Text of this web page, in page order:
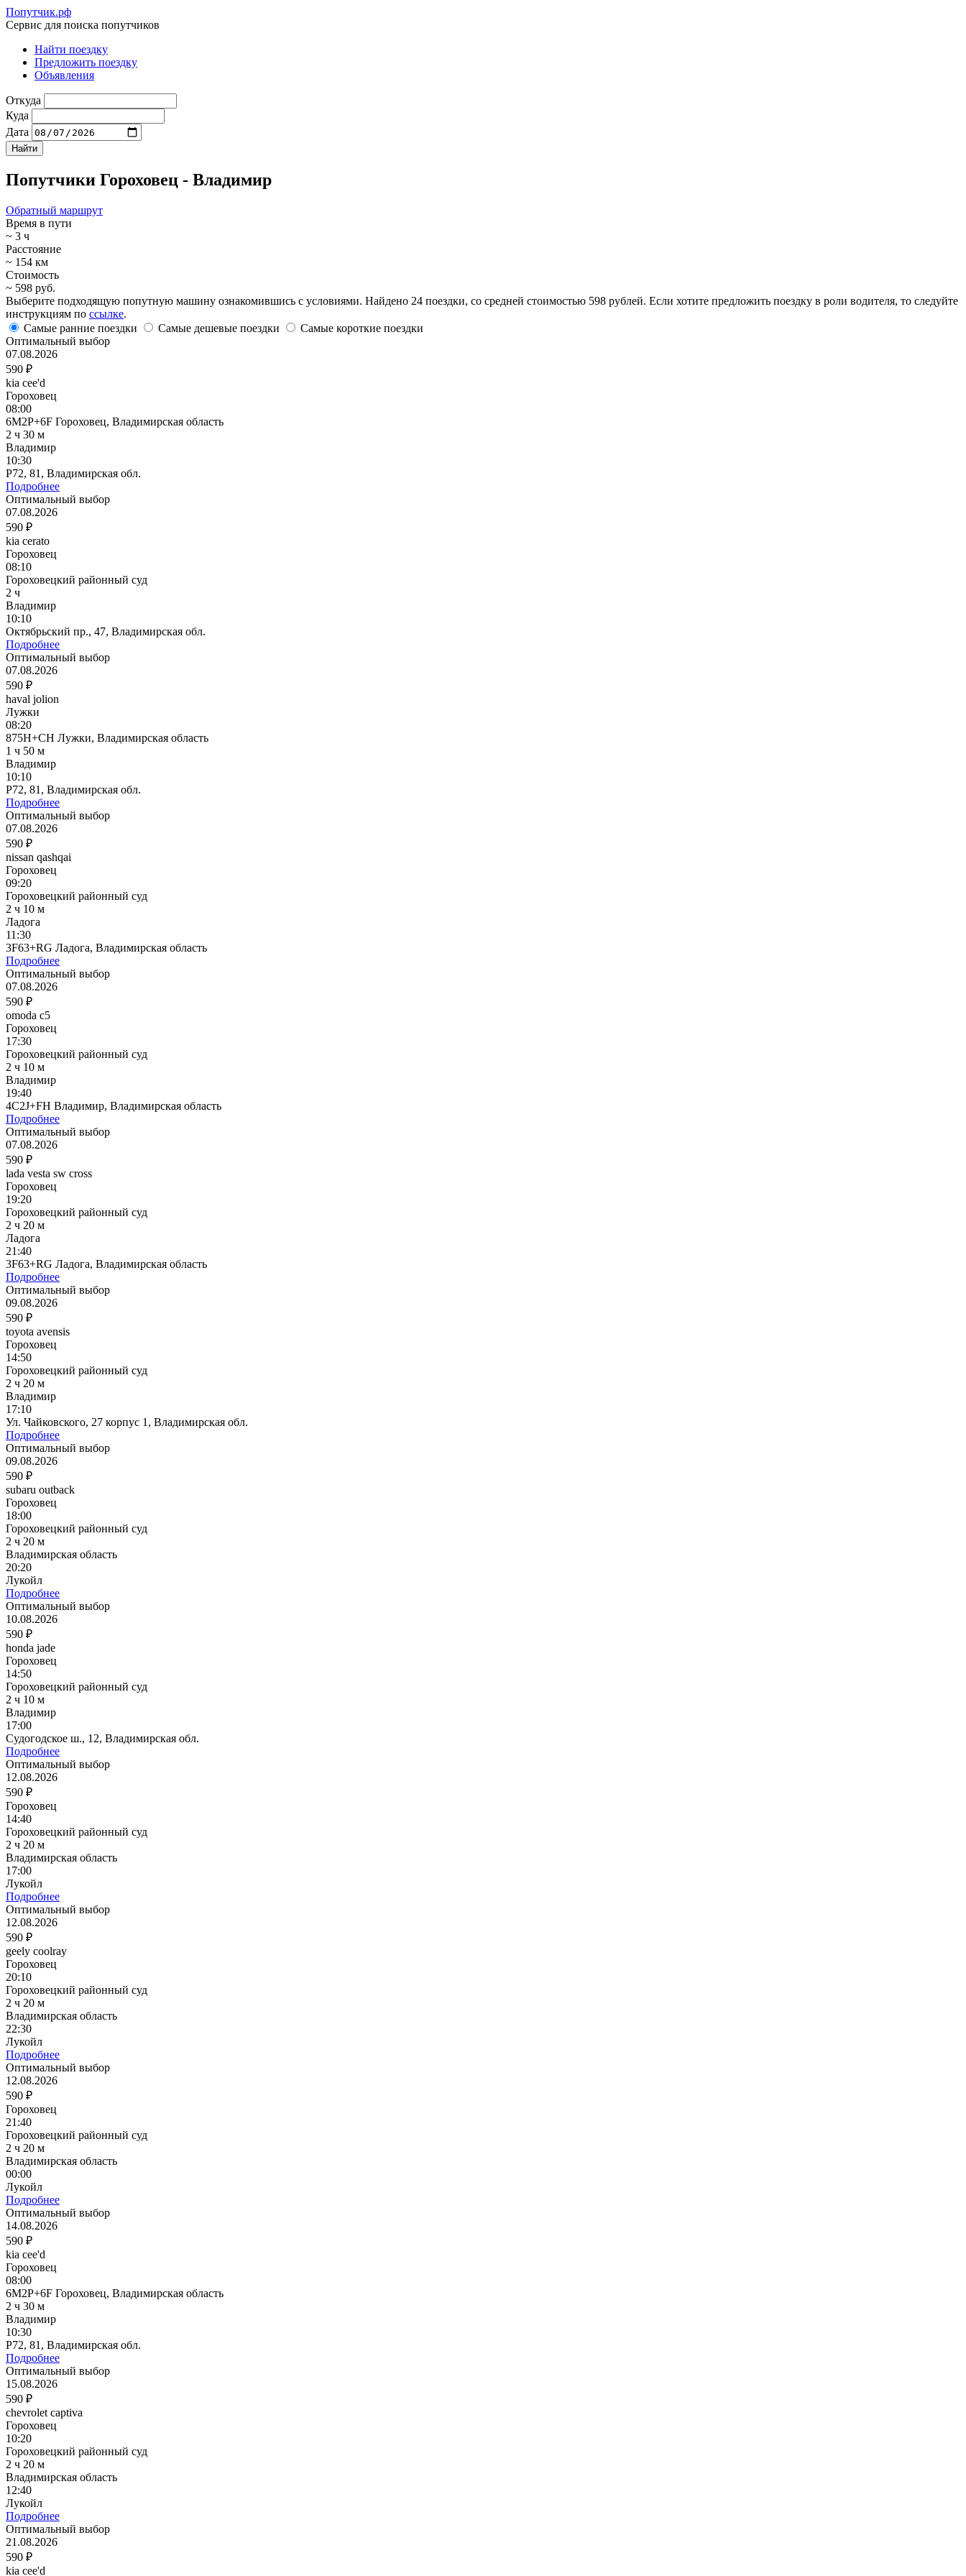
Попутчик.рф
Сервис для поиска попутчиков
Найти поездку
Предложить поездку
Объявления
Откуда
Куда
Дата
Попутчики Гороховец - Владимир
Обратный маршрут
Время в пути
~ 3 ч
Расстояние
~ 154 км
Стоимость
~ 598 руб.
Выберите подходящую попутную машину ознакомившись с условиями. Найдено 24 поездки, со средней стоимостью 598 рублей. Если хотите предложить поездку в роли водителя, то следуйте
инструкциям по ссылке.
Самые ранние поездки
Самые дешевые поездки
Самые короткие поездки
Оптимальный выбор
07.08.2026
590 ₽
kia cee'd
Гороховец
08:00
6M2P+6F Гороховец, Владимирская область
2 ч 30 м
Владимир
10:30
P72, 81, Владимирская обл.
Подробнее
Оптимальный выбор
07.08.2026
590 ₽
kia cerato
Гороховец
08:10
Гороховецкий районный суд
2 ч
Владимир
10:10
Октябрьский пр., 47, Владимирская обл.
Подробнее
Оптимальный выбор
07.08.2026
590 ₽
haval jolion
Лужки
08:20
875H+CH Лужки, Владимирская область
1 ч 50 м
Владимир
10:10
P72, 81, Владимирская обл.
Подробнее
Оптимальный выбор
07.08.2026
590 ₽
nissan qashqai
Гороховец
09:20
Гороховецкий районный суд
2 ч 10 м
Ладога
11:30
3F63+RG Ладога, Владимирская область
Подробнее
Оптимальный выбор
07.08.2026
590 ₽
omoda c5
Гороховец
17:30
Гороховецкий районный суд
2 ч 10 м
Владимир
19:40
4C2J+FH Владимир, Владимирская область
Подробнее
Оптимальный выбор
07.08.2026
590 ₽
lada vesta sw cross
Гороховец
19:20
Гороховецкий районный суд
2 ч 20 м
Ладога
21:40
3F63+RG Ладога, Владимирская область
Подробнее
Оптимальный выбор
09.08.2026
590 ₽
toyota avensis
Гороховец
14:50
Гороховецкий районный суд
2 ч 20 м
Владимир
17:10
Ул. Чайковского, 27 корпус 1, Владимирская обл.
Подробнее
Оптимальный выбор
09.08.2026
590 ₽
subaru outback
Гороховец
18:00
Гороховецкий районный суд
2 ч 20 м
Владимирская область
20:20
Лукойл
Подробнее
Оптимальный выбор
10.08.2026
590 ₽
honda jade
Гороховец
14:50
Гороховецкий районный суд
2 ч 10 м
Владимир
17:00
Судогодское ш., 12, Владимирская обл.
Подробнее
Оптимальный выбор
12.08.2026
590 ₽
Гороховец
14:40
Гороховецкий районный суд
2 ч 20 м
Владимирская область
17:00
Лукойл
Подробнее
Оптимальный выбор
12.08.2026
590 ₽
geely coolray
Гороховец
20:10
Гороховецкий районный суд
2 ч 20 м
Владимирская область
22:30
Лукойл
Подробнее
Оптимальный выбор
12.08.2026
590 ₽
Гороховец
21:40
Гороховецкий районный суд
2 ч 20 м
Владимирская область
00:00
Лукойл
Подробнее
Оптимальный выбор
14.08.2026
590 ₽
kia cee'd
Гороховец
08:00
6M2P+6F Гороховец, Владимирская область
2 ч 30 м
Владимир
10:30
P72, 81, Владимирская обл.
Подробнее
Оптимальный выбор
15.08.2026
590 ₽
chevrolet captiva
Гороховец
10:20
Гороховецкий районный суд
2 ч 20 м
Владимирская область
12:40
Лукойл
Подробнее
Оптимальный выбор
21.08.2026
590 ₽
kia cee'd